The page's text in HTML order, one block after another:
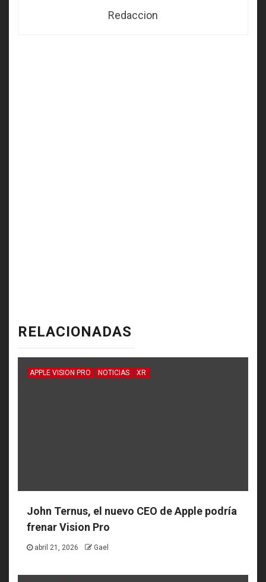
Redaccion
RELACIONADAS
APPLE VISION PRO NOTICIAS XR
John Ternus, el nuevo CEO de Apple podría
frenar Vision Pro
abril 21, 2026 Gael